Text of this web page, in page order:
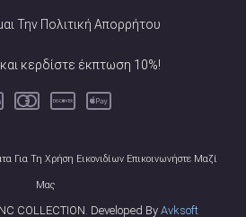
Την Πολιτική Απορρήτου
κερδίστε έκπτωση 10%!
Για Τη Χρήση Εικονιδίων Επικοινωνήστε Μαζί
Μας
COLLECTION. Developed By Avksoft